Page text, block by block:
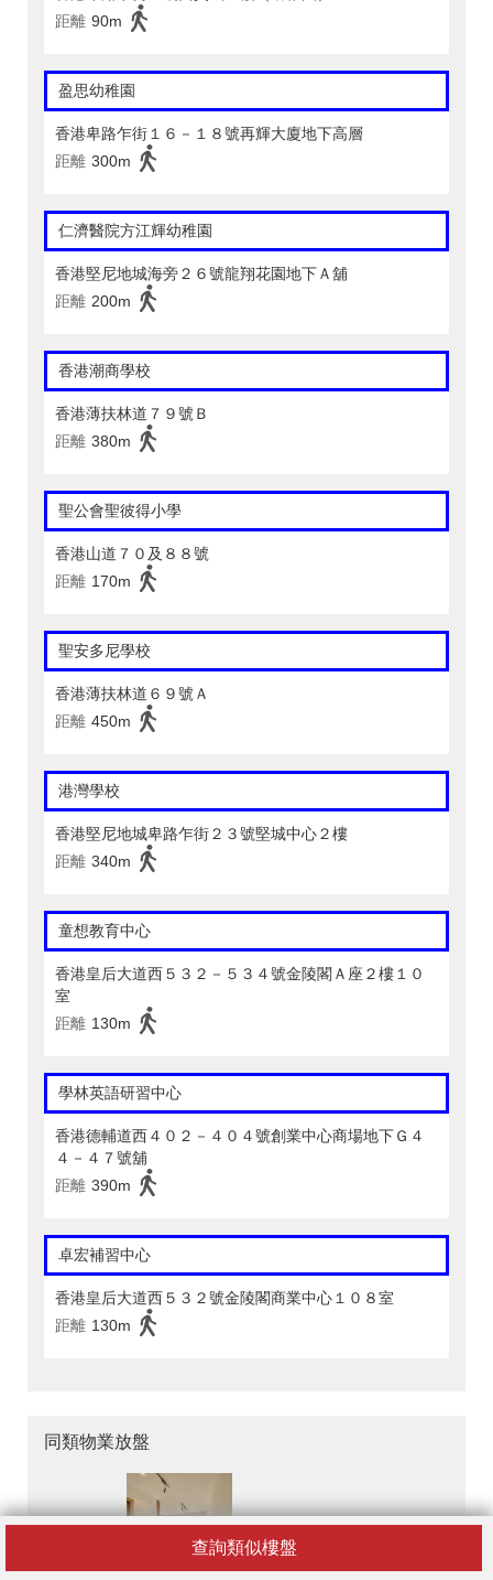
查詢類似樓盤
距離 90m
盈思幼稚園
香港卑路乍街１６－１８號再輝大廈地下高層
距離 300m
仁濟醫院方江輝幼稚園
香港堅尼地城海旁２６號龍翔花園地下Ａ舖
距離 200m
香港潮商學校
香港薄扶林道７９號Ｂ
距離 380m
聖公會聖彼得小學
香港山道７０及８８號
距離 170m
聖安多尼學校
香港薄扶林道６９號Ａ
距離 450m
港灣學校
香港堅尼地城卑路乍街２３號堅城中心２樓
距離 340m
童想教育中心
香港皇后大道西５３２－５３４號金陵閣Ａ座２樓１０
室
距離 130m
學林英語研習中心
香港德輔道西４０２－４０４號創業中心商場地下Ｇ４
４－４７號舖
距離 390m
卓宏補習中心
香港皇后大道西５３２號金陵閣商業中心１０８室
距離 130m
同類物業放盤